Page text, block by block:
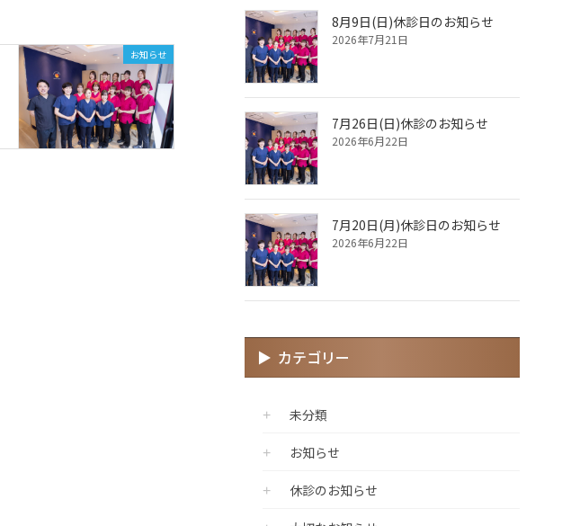
お知らせ
8月9日(日)休診日のお知らせ
2026年7月21日
7月26日(日)休診のお知らせ
2026年6月22日
7月20日(月)休診日のお知らせ
2026年6月22日
カテゴリー
未分類
お知らせ
休診のお知らせ